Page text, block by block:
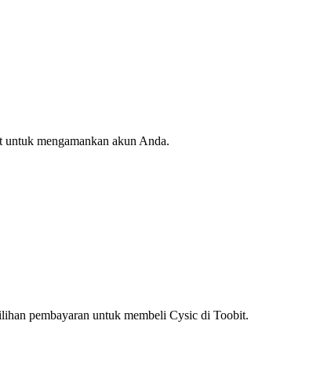
mengamankan akun Anda.
pembayaran untuk membeli Cysic di Toobit.